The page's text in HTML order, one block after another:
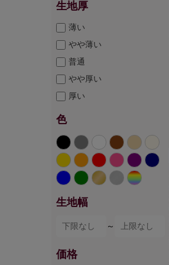
生地厚
薄い
やや薄い
普通
やや厚い
厚い
色
生地幅
～
価格